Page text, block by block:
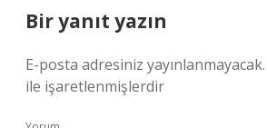
Bir yanıt yazın
E-posta adresiniz yayınlanmayacak.
ile işaretlenmişlerdir